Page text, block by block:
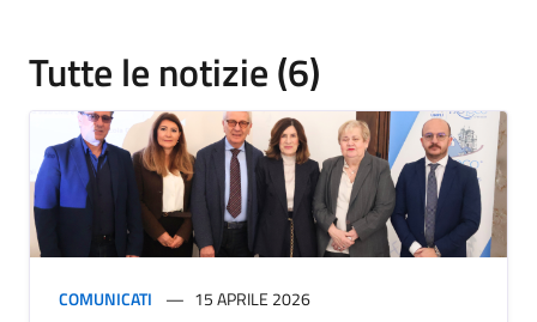
Tutte le notizie (6)
COMUNICATI 15 APRILE 2026